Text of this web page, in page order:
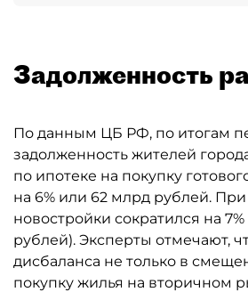
Задолженность
По данным ЦБ РФ, по итогам
задолженность жителей
по ипотеке на покупку
на 6% или 62 млрд рублей.
новостройки сократился на
рублей). Эксперты отмечают,
дисбаланса не только в
покупку жилья на вторичном